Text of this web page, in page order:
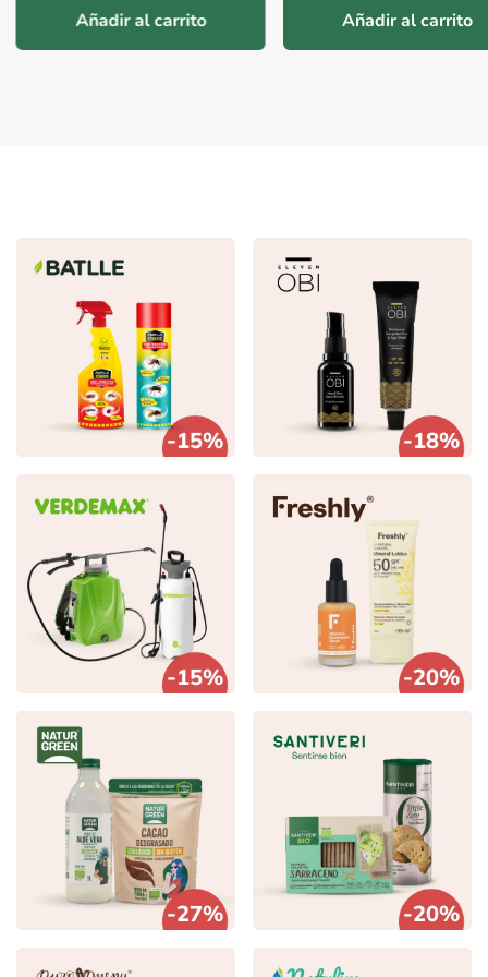
Añadir al carrito Añadir al carrito